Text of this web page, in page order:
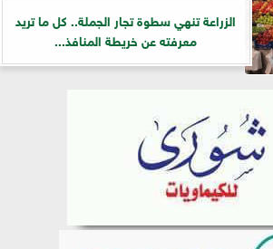
الزراعة تنهي سطوة تجار الجملة.. كل ما تريد
معرفته عن خريطة المنافذ...